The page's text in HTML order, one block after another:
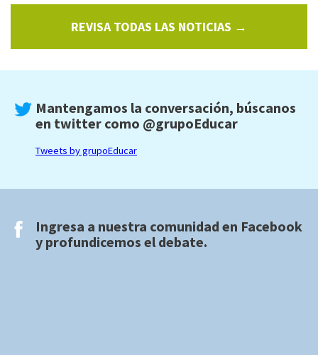
REVISA TODAS LAS NOTICIAS →
Mantengamos la conversación, búscanos
en twitter como @grupoEducar
Tweets by grupoEducar
Ingresa a nuestra comunidad en Facebook
y profundicemos el debate.